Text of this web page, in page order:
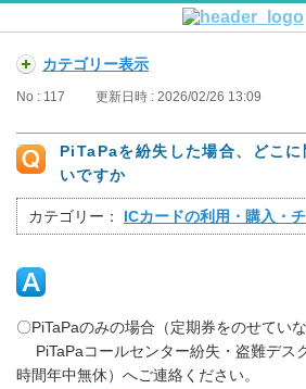
カテゴリー表示
No : 117 更新日時 : 2026/02/26 13:09
PiTaPaを紛失した場合、どこ
いですか
カテゴリー： ICカードの利用・購入・
〇PiTaPaのみの場合（定期券をのせていな
PiTaPaコールセンター紛失・盗難デ
時間年中無休）へご連絡ください。